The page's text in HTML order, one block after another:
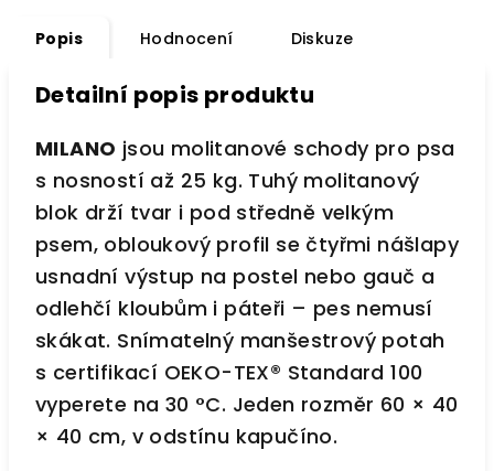
Popis Hodnocení Diskuze
Detailní popis produktu
MILANO jsou molitanové schody pro psa
s nosností až 25 kg. Tuhý molitanový
blok drží tvar i pod středně velkým
psem, obloukový profil se čtyřmi nášlapy
usnadní výstup na postel nebo gauč a
odlehčí kloubům i páteři – pes nemusí
skákat. Snímatelný manšestrový potah
s certifikací OEKO-TEX® Standard 100
vyperete na 30 °C. Jeden rozměr 60 × 40
× 40 cm, v odstínu kapučíno.